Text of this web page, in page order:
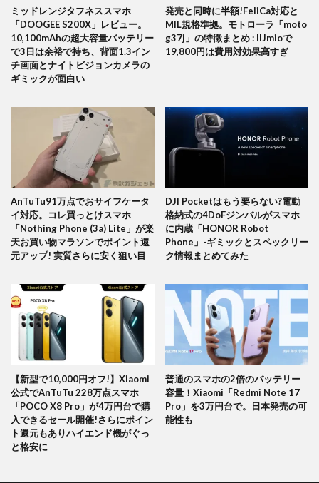
ミッドレンジタフネススマホ
「DOOGEE S200X」レビュー。
10,100mAhの超大容量バッテリー
で3日は余裕で持ち、背面1.3イン
チ画面とナイトビジョンカメラの
ギミックが面白い
発売と同時に半額!FeliCa対応と
MIL規格準拠。モトローラ「moto
g37j」の特徴まとめ : IIJmioで
19,800円は費用対効果高すぎ
AnTuTu91万点でおサイフケータ
イ対応。コレ買っとけスマホ
「Nothing Phone (3a) Lite」が楽
天お買い物マラソンでポイント還
元アップ! 実質さらに安く狙い目
DJI Pocketはもう要らない?電動
格納式の4DoFジンバルがスマホ
に内蔵「HONOR Robot
Phone」-ギミックとスペックリー
ク情報まとめてみた
【新型で10,000円オフ!】Xiaomi
公式でAnTuTu 228万点スマホ
「POCO X8 Pro」が4万円台で購
入できるセール開催!さらにポイン
ト還元もありハイエンド機がぐっ
と格安に
普通のスマホの2倍のバッテリー
容量！Xiaomi「Redmi Note 17
Pro」を3万円台で。日本発売の可
能性も